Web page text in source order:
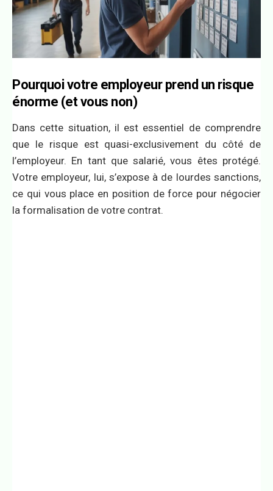
Pourquoi votre employeur prend un risque
énorme (et vous non)
Dans cette situation, il est essentiel de comprendre
que le risque est quasi-exclusivement du côté de
l’employeur. En tant que salarié, vous êtes protégé.
Votre employeur, lui, s’expose à de lourdes sanctions,
ce qui vous place en position de force pour négocier
la formalisation de votre contrat.